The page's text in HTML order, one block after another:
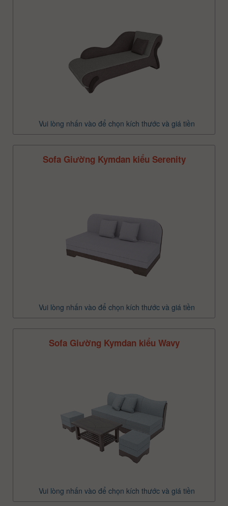
Vui lòng nhấn vào để chọn kích thước và giá tiền
Sofa Giường Kymdan kiểu Serenity
Vui lòng nhấn vào để chọn kích thước và giá tiền
Sofa Giường Kymdan kiểu Wavy
Vui lòng nhấn vào để chọn kích thước và giá tiền